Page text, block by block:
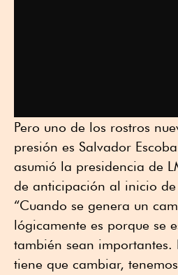
Pero uno de los rostros
presión es Salvador
asumió la presidencia de
de anticipación al inicio
“Cuando se genera un
lógicamente es porque se
también sean
tiene que cambiar,